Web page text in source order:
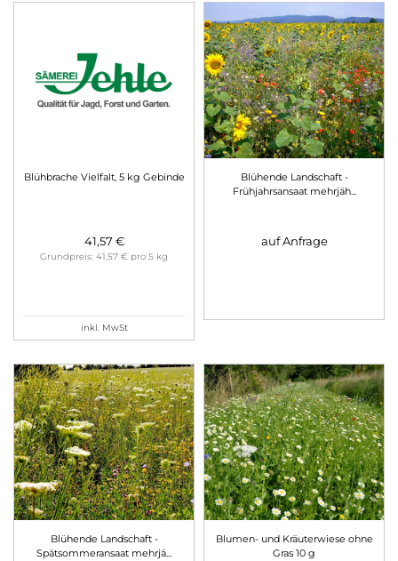
Blühbrache Vielfalt, 5 kg Gebinde
41,57 €
Grundpreis: 41,57 € pro 5 kg
inkl. MwSt
Blühende Landschaft -
Frühjahrsansaat mehrjäh...
auf Anfrage
Blühende Landschaft -
Spätsommeransaat mehrjä...
Blumen- und Kräuterwiese ohne
Gras 10 g